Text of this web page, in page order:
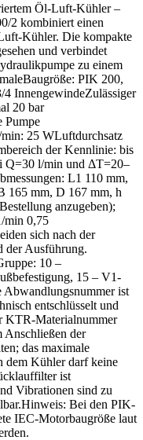
Öl-Luft-Kühler –
2 kombiniert einen
Kühler. Die kompakte
und verbindet
zu einem
PIK 200,
InnengewindeZulässiger
20 bar
Pumpe
25 WLuftdurchsatz
der Kennlinie: bis
Q=30 l/min und ΔT=20–
L1 110 mm,
165 mm, D 167 mm, h
anzugeben);
min 0,75
sich nach der
der Ausführung.
10 –
15 – V1-
ist
entschlüsselt und
KTR-Materialnummer
Anschließen der
das maximale
dem Kühler darf keine
ist
Vibrationen sind zu
Bei den PIK-
IEC-Motorbaugröße laut